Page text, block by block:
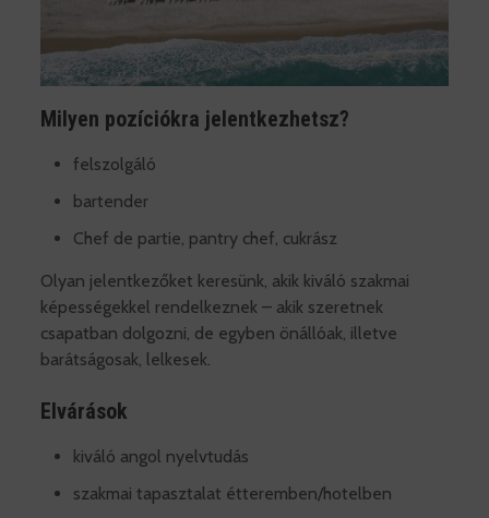
Milyen pozíciókra jelentkezhetsz?
felszolgáló
bartender
Chef de partie, pantry chef, cukrász
Olyan jelentkezőket keresünk, akik kiváló szakmai
képességekkel rendelkeznek – akik szeretnek
csapatban dolgozni, de egyben önállóak, illetve
barátságosak, lelkesek.
Elvárások
kiváló angol nyelvtudás
szakmai tapasztalat étteremben/hotelben